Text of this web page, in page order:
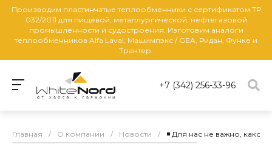
Производим пластинчатые теплообменники с сертификатом ТР
032/2011 для пищевой, металлургической, нефтегазовой
промышленности и судостроения. Изготовим аналоги
теплообменников Alfa Laval, Машимпэкс / GEA, Ридан, Функе и
Трантер.
+7 (342) 256-33-96
Главная / О компании / Новости / ◾️ Для нас не важно,